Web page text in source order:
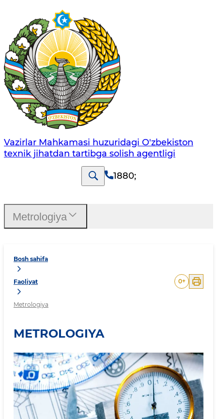
Vazirlar Mahkamasi huzuridagi O'zbekiston
texnik jihatdan tartibga solish agentligi
1880;
Bosh sahifa
Faoliyat
Metrologiya
0+
METROLOGIYA
Metrologiya